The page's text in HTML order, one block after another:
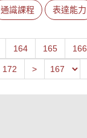
通識課程 表達能力
164 165 166
172 >Previous